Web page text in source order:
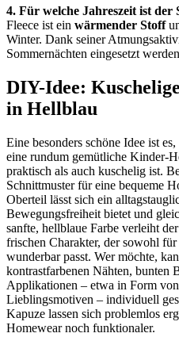
4. Für welche Jahreszeit ist der
Fleece ist ein wärmender Stoff
Winter. Dank seiner
Sommernächten eingesetzt
DIY-Idee:
in Hellblau
Eine besonders schöne Idee ist es,
eine rundum gemütliche Kinder-
praktisch als auch kuschelig ist.
Schnittmuster für eine bequeme
Oberteil lässt sich ein
Bewegungsfreiheit bietet und
sanfte, hellblaue Farbe verleiht
frischen Charakter, der sowohl
wunderbar passt. Wer möchte,
kontrastfarbenen Nähten, bunten
Applikationen – etwa in Form
Lieblingsmotiven – individuell
Kapuze lassen sich problemlos
Homewear noch funktionaler.